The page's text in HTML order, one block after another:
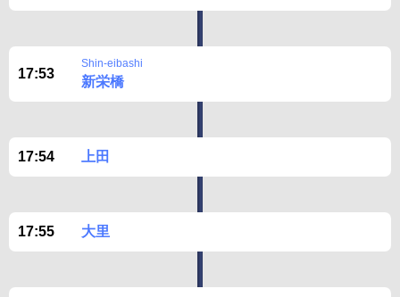
17:53
Shin-eibashi
新栄橋
17:54 上田
17:55 大里